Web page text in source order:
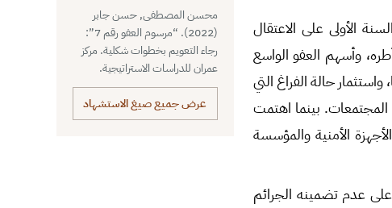
الأولى على الاعتقال
وأسهم العفو الواسع
حالة الفراغ التي
المجتمعات. بينما اهتمت
الأمنية والمؤسسة
وعلى عدم تضمينه الجرائم
محسن المصطفى, حسن جابر
(2022). “مرسوم العفو رقم 7”:
رجاء التعويم بخطوات شكلية. مركز
عمران للدراسات الاستراتيجية.
عرض جميع صيغ الاستشهاد